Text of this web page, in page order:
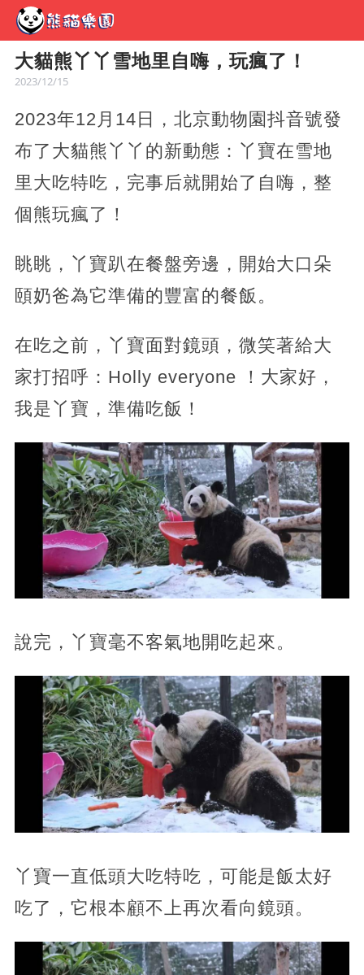
大貓熊丫丫雪地里自嗨，玩瘋了！
2023/12/15
2023年12月14日，北京動物園抖音號發
布了大貓熊丫丫的新動態：丫寶在雪地
里大吃特吃，完事后就開始了自嗨，整
個熊玩瘋了！
眺眺，丫寶趴在餐盤旁邊，開始大口朵
頤奶爸為它準備的豐富的餐飯。
在吃之前，丫寶面對鏡頭，微笑著給大
家打招呼：Holly everyone ！大家好，
我是丫寶，準備吃飯！
說完，丫寶毫不客氣地開吃起來。
丫寶一直低頭大吃特吃，可能是飯太好
吃了，它根本顧不上再次看向鏡頭。